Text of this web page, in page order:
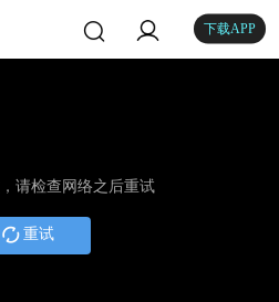
下载APP
请检查网络之后重试
重试